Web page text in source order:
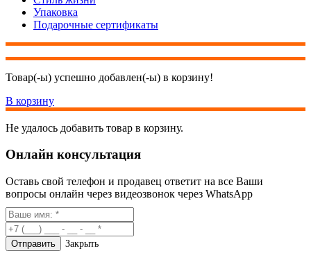
Упаковка
Подарочные сертификаты
Товар(-ы) успешно добавлен(-ы) в корзину!
В корзину
Не удалось добавить товар в корзину.
Онлайн консультация
Оставь свой телефон и продавец ответит на все Ваши
вопросы онлайн через видеозвонок через WhatsApp
Закрыть